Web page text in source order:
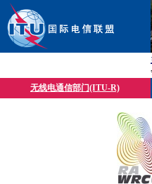
无线电通信部门(ITU-R)